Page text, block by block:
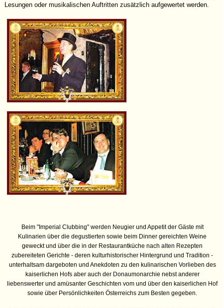
Lesungen oder musikalischen Auftritten zusätzlich aufgewertet werden.
Beim "Imperial Clubbing" werden Neugier und Appetit der Gäste mit
Kulinarien über die degustierten sowie beim Dinner gereichten Weine
geweckt und über die in der Restaurantküche nach alten Rezepten
zubereiteten Gerichte - deren kulturhistorischer Hintergrund und Tradition -
unterhaltsam dargeboten und Anekdoten zu den kulinarischen Vorlieben des
kaiserlichen Hofs aber auch der Donaumonarchie nebst anderer
liebenswerter und amüsanter Geschichten vom und über den kaiserlichen Hof
sowie über Persönlichkeiten Österreichs zum Besten gegeben.